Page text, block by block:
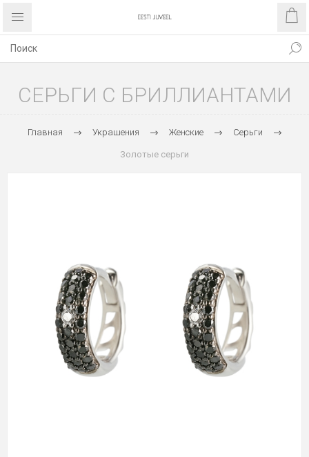
СЕРЬГИ С БРИЛЛИАНТАМИ
Главная Украшения Женские Серьги
Золотые серьги